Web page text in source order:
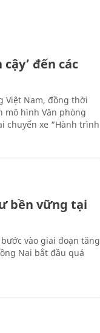
đến các
Việt Nam, đồng thời
mô hình Văn phòng
chuyến xe “Hành trình
bền vững tại
vào giai đoạn tăng
Nai bắt đầu quá